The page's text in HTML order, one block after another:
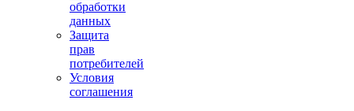
обработки
данных
Защита
прав
потребителей
Условия
соглашения